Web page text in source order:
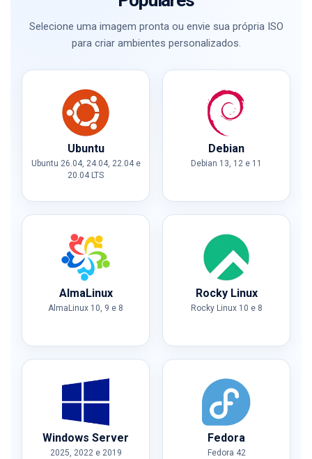
Selecione uma imagem pronta ou envie sua própria ISO
para criar ambientes personalizados.
Ubuntu
Ubuntu 26.04, 24.04, 22.04 e
20.04 LTS
Debian
Debian 13, 12 e 11
AlmaLinux
AlmaLinux 10, 9 e 8
Rocky Linux
Rocky Linux 10 e 8
Windows Server
2025, 2022 e 2019
Fedora
Fedora 42